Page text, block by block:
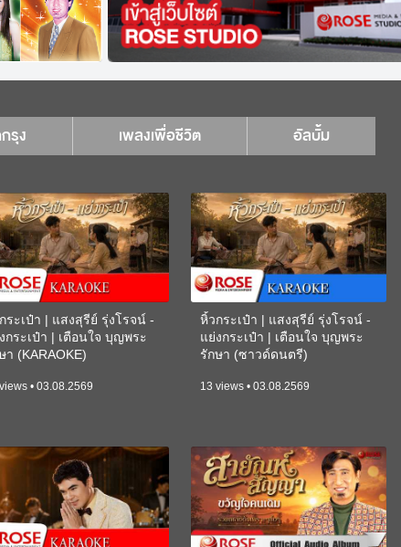
รุง เพลงเพื่อชีวิต อัลบั้ม
ระเป๋า | แสงสุรีย์ รุ่งโรจน์ -
กระเป๋า | เตือนใจ บุญพระ
า (KARAOKE)
• 03.08.2569
หิ้วกระเป๋า | แสงสุรีย์ รุ่งโรจน์ -
แย่งกระเป๋า | เตือนใจ บุญพระ
รักษา (ซาวด์ดนตรี)
13 views • 03.08.2569